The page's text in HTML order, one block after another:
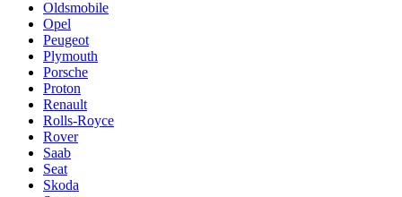
Oldsmobile
Opel
Peugeot
Plymouth
Porsche
Proton
Renault
Rolls-Royce
Rover
Saab
Seat
Skoda